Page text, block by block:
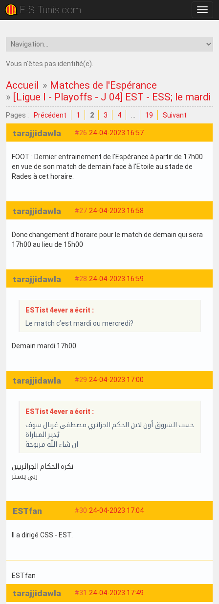
la
E-S-Tunis.com
Vous n'êtes pas identifié(e).
Accueil » Matches de l'Espérance
» [Ligue I - Playoffs - J 04] EST - ESS; le mardi
Pages : Précédent 1 2 3 4 19 Suivant
#26 24-04-2023 16:57
tarajjidawla
FOOT : Dernier entrainement de l'Espérance à partir de 17h00
en vue de son match de demain face à l'Etoile au stade de
Rades à cet horaire.
#27 24-04-2023 16:58
tarajjidawla
Donc changement d'horaire pour le match de demain qui sera
17h00 au lieu de 15h00
#28 24-04-2023 16:59
tarajjidawla
ESTist 4ever a écrit :
Le match c’est mardi ou mercredi?
Demain mardi 17h00
#29 24-04-2023 17:00
tarajjidawla
ESTist 4ever a écrit :
حسب الشروق أون لاين الحكم الجزائري مصطفى غربال سوف
يُدير المباراة
ان شاء اللّه مربوحة
نكره الحكام الجزائريين
ربي يستر
#30 24-04-2023 17:04
ESTfan
Il a dirigé CSS - EST.
ESTfan
#31 24-04-2023 17:49
tarajjidawla